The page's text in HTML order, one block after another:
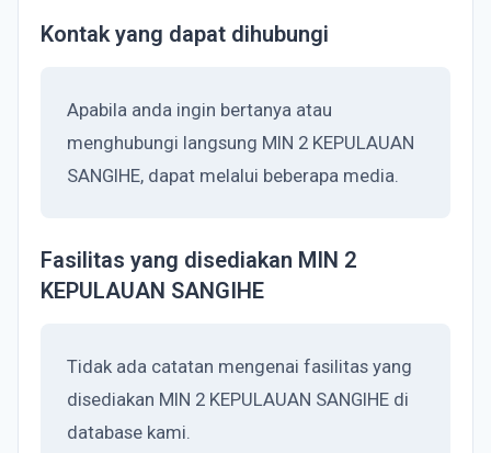
Kontak yang dapat dihubungi
Apabila anda ingin bertanya atau
menghubungi langsung MIN 2 KEPULAUAN
SANGIHE, dapat melalui beberapa media.
Fasilitas yang disediakan MIN 2
KEPULAUAN SANGIHE
Tidak ada catatan mengenai fasilitas yang
disediakan MIN 2 KEPULAUAN SANGIHE di
database kami.